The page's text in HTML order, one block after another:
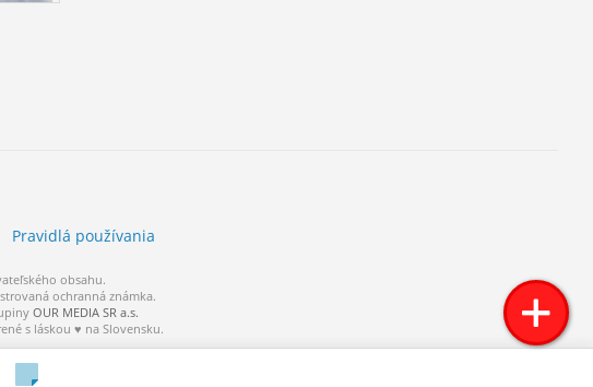
Pravidlá používania
obsahu.
ochranná známka.
OUR MEDIA SR a.s.
s láskou ♥ na Slovensku.